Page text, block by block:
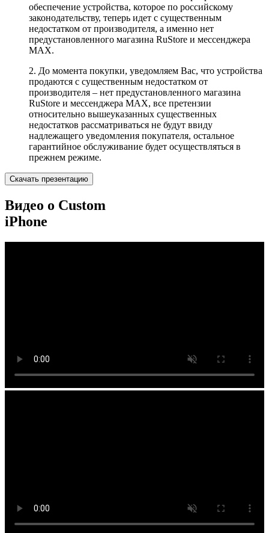
обеспечение устройства, которое по российскому
законодательству, теперь идет с существенным
недостатком от производителя, а именно нет
предустановленного магазина RuStore и мессенджера
MAX.
2. До момента покупки, уведомляем Вас, что устройства
продаются с существенным недостатком от
производителя – нет предустановленного магазина
RuStore и мессенджера MAX, все претензии
относительно вышеуказанных существенных
недостатков рассматриваться не будут ввиду
надлежащего уведомления покупателя, остальное
гарантийное обслуживание будет осуществляться в
прежнем режиме.
Скачать презентацию
Видео о Custom
iPhone